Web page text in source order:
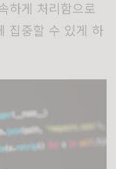
하게 처리함으로
집중할 수 있게 하